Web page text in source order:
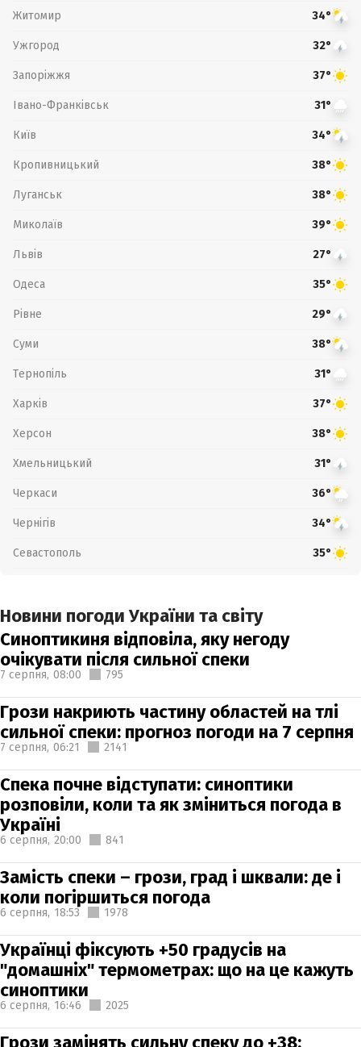
Житомир 34°
Ужгород 32°
Запоріжжя 37°
Івано-Франківськ 31°
Київ 34°
Кропивницький 38°
Луганськ 38°
Миколаїв 39°
Львів 27°
Одеса 35°
Рівне 29°
Суми 38°
Тернопіль 31°
Харків 37°
Херсон 38°
Хмельницький 31°
Черкаси 36°
Чернігів 34°
Севастополь 35°
Новини погоди України та світу
Синоптикиня відповіла, яку негоду
очікувати після сильної спеки
7 серпня, 08:00 795
Грози накриють частину областей на тлі
сильної спеки: прогноз погоди на 7 серпня
7 серпня, 06:21 2141
Спека почне відступати: синоптики
розповіли, коли та як зміниться погода в
Україні
6 серпня, 20:00 841
Замість спеки – грози, град і шквали: де і
коли погіршиться погода
6 серпня, 18:53 1978
Українці фіксують +50 градусів на
"домашніх" термометрах: що на це кажуть
синоптики
6 серпня, 16:46 2025
Грози замінять сильну спеку до +38: